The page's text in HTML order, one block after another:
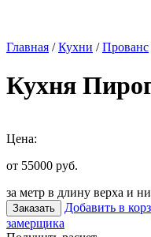
Главная /Кухни /Прованс
Кухня
Цена:
от 55000 руб.
за метр в длину верха и
Заказать Добавить в
замерщика